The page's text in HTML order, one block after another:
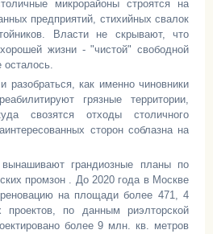
микрорайоны строятся на
предприятий, стихийных свалок
Власти не скрывают, что
жизни - "чистой" свободной
осталось.
разобраться, как именно чиновники
грязные территории,
свозятся отходы столичного
сторон соблазна на
грандиозные планы по
промзон . До 2020 года в Москве
реновацию на площади более 471, 4
проектов, по данным риэлторской
более 9 млн. кв. метров